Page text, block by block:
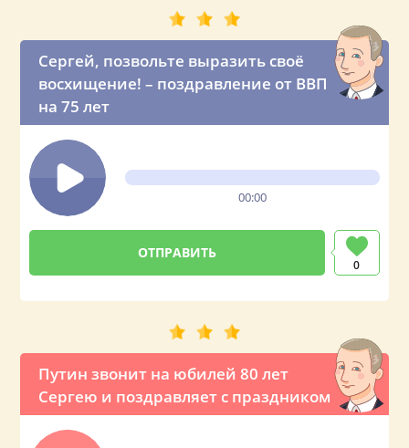
Сергей, позвольте выразить своё
восхищение! – поздравление от ВВП
на 75 лет
00:00
0
Путин звонит на юбилей 80 лет
Сергею и поздравляет с праздником